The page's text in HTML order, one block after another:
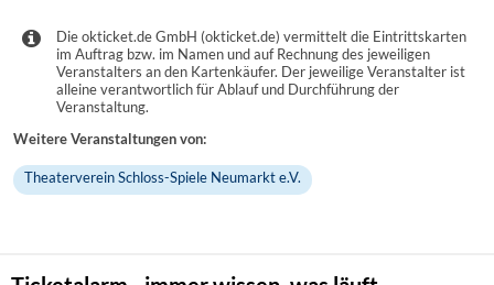
Die okticket.de GmbH (okticket.de) vermittelt die Eintrittskarten
im Auftrag bzw. im Namen und auf Rechnung des jeweiligen
Veranstalters an den Kartenkäufer. Der jeweilige Veranstalter ist
alleine verantwortlich für Ablauf und Durchführung der
Veranstaltung.
Weitere Veranstaltungen von:
Theaterverein Schloss-Spiele Neumarkt e.V.